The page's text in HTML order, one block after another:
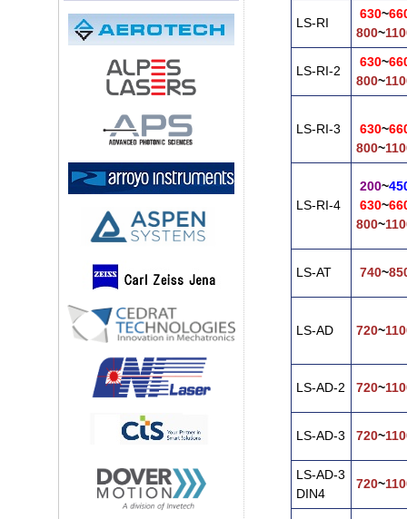
LS-RI
630~
800~
LS-RI-2
630~
800~
LS-RI-3 630~
800~
LS-RI-4
200~
630~
800~
LS-AT 740~
LS-AD 720~
LS-AD-2 720~
LS-AD-3 720~
LS-AD-3
DIN4
720~